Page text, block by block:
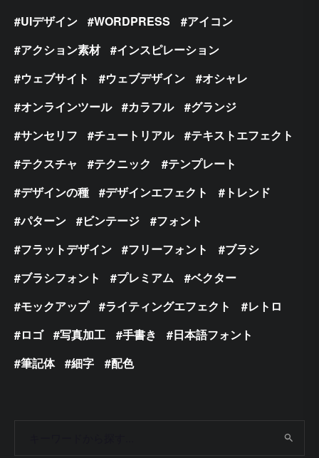
UIデザイン
WORDPRESS
アイコン
アクション素材
インスピレーション
ウェブサイト
ウェブデザイン
オシャレ
オンラインツール
カラフル
グランジ
サンセリフ
チュートリアル
テキストエフェクト
テクスチャ
テクニック
テンプレート
デザインの種
デザインエフェクト
トレンド
パターン
ビンテージ
フォント
フラットデザイン
フリーフォント
ブラシ
ブラシフォント
プレミアム
ベクター
モックアップ
ライティングエフェクト
レトロ
ロゴ
写真加工 手書き
日本語フォント
筆記体
細字 配色